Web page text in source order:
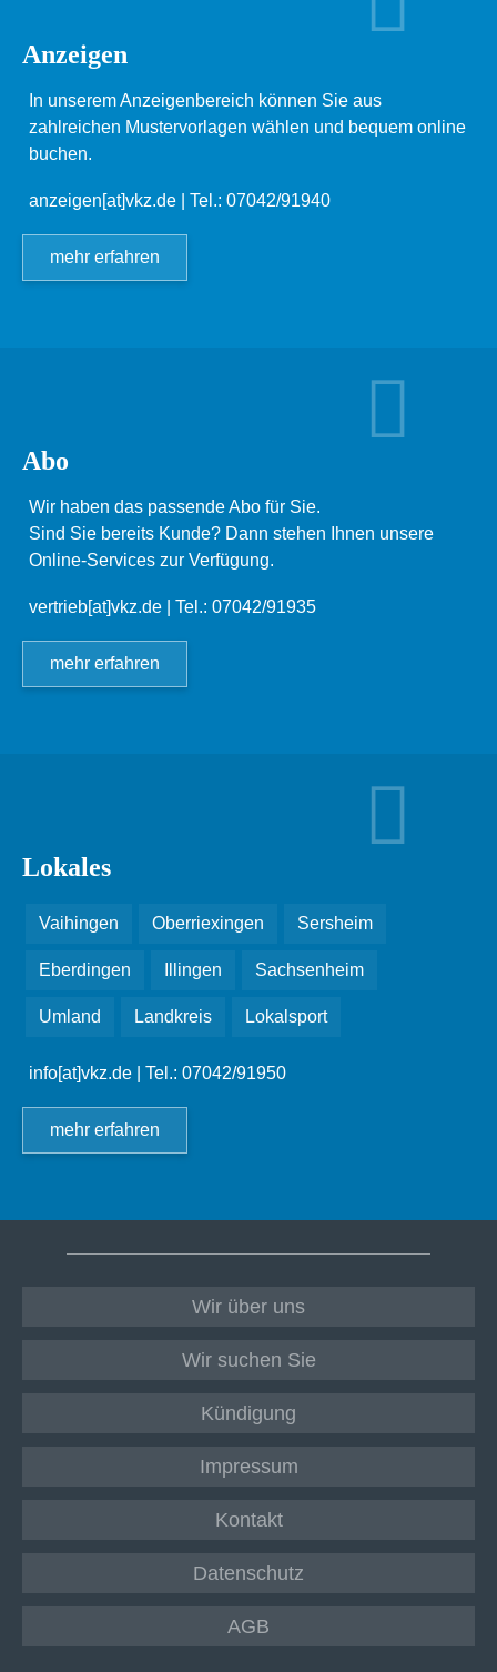
Anzeigen
In unserem Anzeigenbereich können Sie aus
zahlreichen Mustervorlagen wählen und bequem online
buchen.
anzeigen[at]vkz.de | Tel.: 07042/91940
mehr erfahren
Abo
Wir haben das passende Abo für Sie.
Sind Sie bereits Kunde? Dann stehen Ihnen unsere
Online-Services zur Verfügung.
vertrieb[at]vkz.de | Tel.: 07042/91935
mehr erfahren
Lokales
Vaihingen Oberriexingen Sersheim
Eberdingen Illingen Sachsenheim
Umland Landkreis Lokalsport
info[at]vkz.de | Tel.: 07042/91950
mehr erfahren
Wir über uns
Wir suchen Sie
Kündigung
Impressum
Kontakt
Datenschutz
AGB